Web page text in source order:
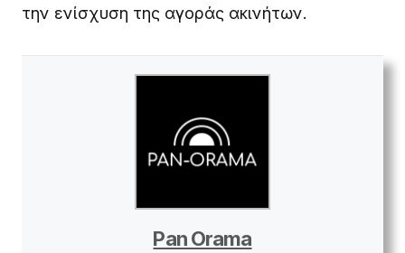
την ενίσχυση της αγοράς ακινήτων.
Pan Orama